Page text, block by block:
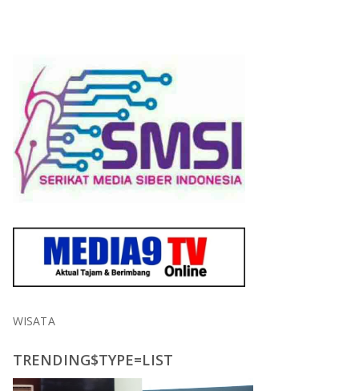
WISATA
TRENDING$TYPE=LIST